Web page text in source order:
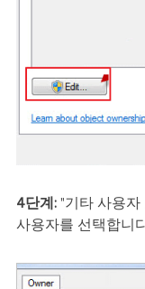
4단계: "기타 사용자
사용자를 선택합니